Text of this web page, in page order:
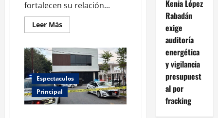
fortalecen su relación...
Leer MásLeer
más
Tom
Holland
y
Zendaya
revelan
la
clave
de
su
Espectaculos
Principal
Kenia López
Rabadán
exige
auditoría
energética
y vigilancia
presupuest
al por
fracking